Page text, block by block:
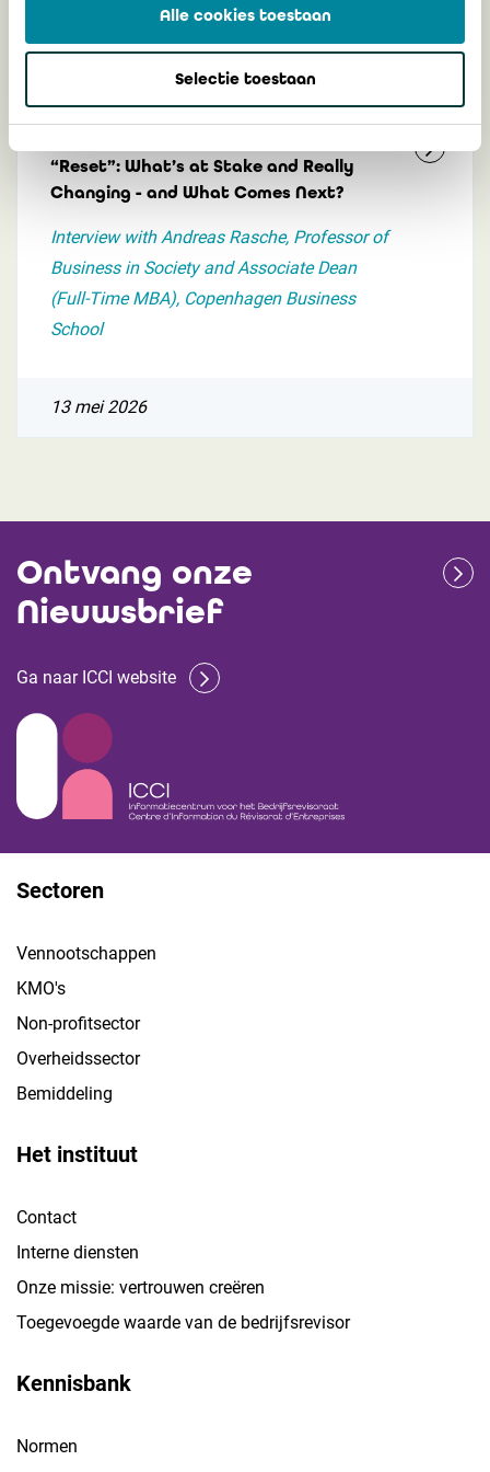
Alle cookies toestaan
Selectie toestaan
30 juni 2026
“Reset”: What’s at Stake and Really
Changing - and What Comes Next?
Interview with Andreas Rasche, Professor of
Business in Society and Associate Dean
(Full-Time MBA), Copenhagen Business
School
13 mei 2026
Ontvang onze
Nieuwsbrief
Ga naar ICCI website
Sectoren
Vennootschappen
KMO's
Non-profitsector
Overheidssector
Bemiddeling
Het instituut
Contact
Interne diensten
Onze missie: vertrouwen creëren
Toegevoegde waarde van de bedrijfsrevisor
Kennisbank
Normen